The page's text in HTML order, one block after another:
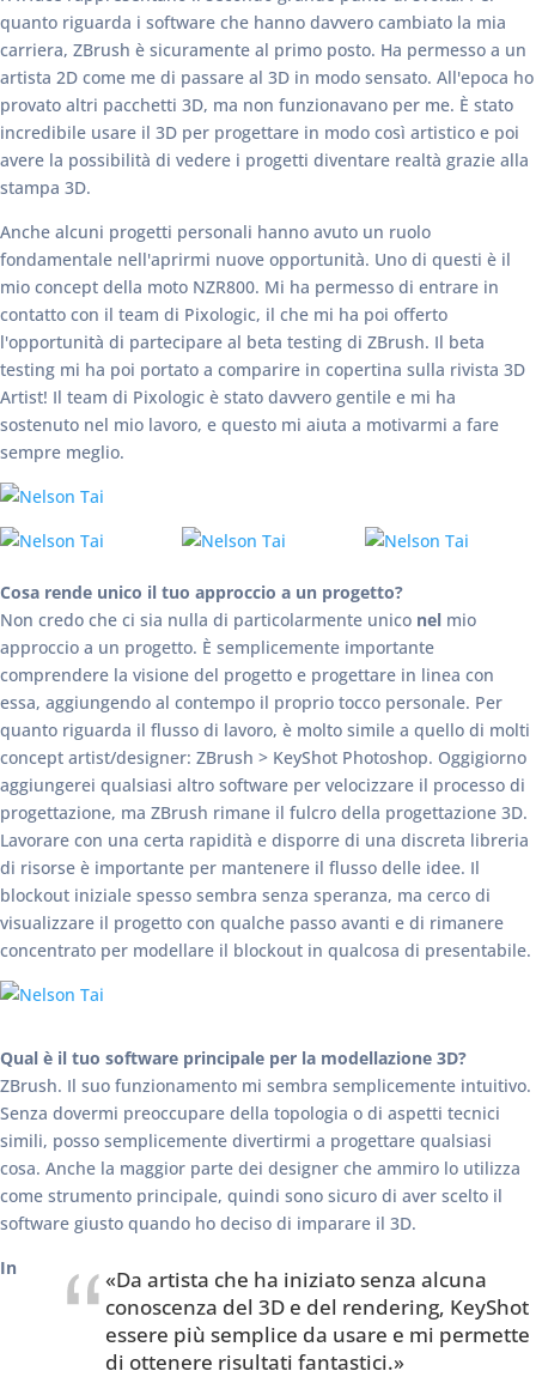
quanto riguarda i software che hanno davvero cambiato la mia
carriera, ZBrush è sicuramente al primo posto. Ha permesso a un
artista 2D come me di passare al 3D in modo sensato. All'epoca ho
provato altri pacchetti 3D, ma non funzionavano per me. È stato
incredibile usare il 3D per progettare in modo così artistico e poi
avere la possibilità di vedere i progetti diventare realtà grazie alla
stampa 3D.
Anche alcuni progetti personali hanno avuto un ruolo
fondamentale nell'aprirmi nuove opportunità. Uno di questi è il
mio concept della moto NZR800. Mi ha permesso di entrare in
contatto con il team di Pixologic, il che mi ha poi offerto
l'opportunità di partecipare al beta testing di ZBrush. Il beta
testing mi ha poi portato a comparire in copertina sulla rivista 3D
Artist! Il team di Pixologic è stato davvero gentile e mi ha
sostenuto nel mio lavoro, e questo mi aiuta a motivarmi a fare
sempre meglio.
Cosa rende unico il tuo approccio a un progetto?
Non credo che ci sia nulla di particolarmente unico nel mio
approccio a un progetto. È semplicemente importante
comprendere la visione del progetto e progettare in linea con
essa, aggiungendo al contempo il proprio tocco personale. Per
quanto riguarda il flusso di lavoro, è molto simile a quello di molti
concept artist/designer: ZBrush > KeyShot Photoshop. Oggigiorno
aggiungerei qualsiasi altro software per velocizzare il processo di
progettazione, ma ZBrush rimane il fulcro della progettazione 3D.
Lavorare con una certa rapidità e disporre di una discreta libreria
di risorse è importante per mantenere il flusso delle idee. Il
blockout iniziale spesso sembra senza speranza, ma cerco di
visualizzare il progetto con qualche passo avanti e di rimanere
concentrato per modellare il blockout in qualcosa di presentabile.
Qual è il tuo software principale per la modellazione 3D?
ZBrush. Il suo funzionamento mi sembra semplicemente intuitivo.
Senza dovermi preoccupare della topologia o di aspetti tecnici
simili, posso semplicemente divertirmi a progettare qualsiasi
cosa. Anche la maggior parte dei designer che ammiro lo utilizza
come strumento principale, quindi sono sicuro di aver scelto il
software giusto quando ho deciso di imparare il 3D.
«Da artista che ha iniziato senza alcuna
conoscenza del 3D e del rendering, KeyShot
essere più semplice da usare e mi permette
di ottenere risultati fantastici.»
In